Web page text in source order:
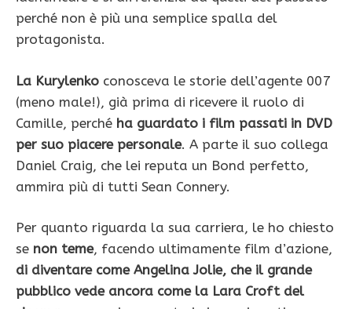
perché non è più una semplice spalla del
protagonista.
La Kurylenko conosceva le storie dell’agente 007
(meno male!), già prima di ricevere il ruolo di
Camille, perché ha guardato i film passati in DVD
per suo piacere personale. A parte il suo collega
Daniel Craig, che lei reputa un Bond perfetto,
ammira più di tutti Sean Connery.
Per quanto riguarda la sua carriera, le ho chiesto
se non teme, facendo ultimamente film d’azione,
di diventare come Angelina Jolie, che il grande
pubblico vede ancora come la Lara Croft del